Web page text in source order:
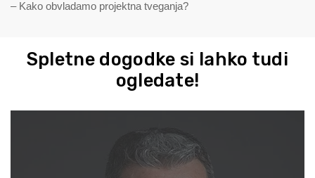
– Kako obvladamo projektna tveganja?
Spletne dogodke si lahko tudi
ogledate!